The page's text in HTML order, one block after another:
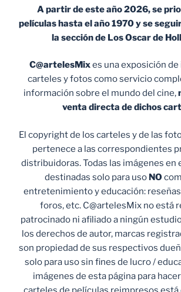
A partir de este año 2026, se
películas hasta el año 1970 y se
la sección de Los Oscar de
C@artelesMixes una exposición
carteles y fotos como servicio
información sobre el mundo del cine,
venta directa de dichos
El copyright de los carteles y de las
pertenece a las correspondientes
distribuidoras. Todas las imágenes en
destinadas solo para uso NO
entretenimiento y educación:
foros, etc. C@artelesMix no está
patrocinado ni afiliado a ningún
los derechos de autor, marcas
son propiedad de sus respectivos
solo para uso sin fines de lucro /
imágenes de esta página para